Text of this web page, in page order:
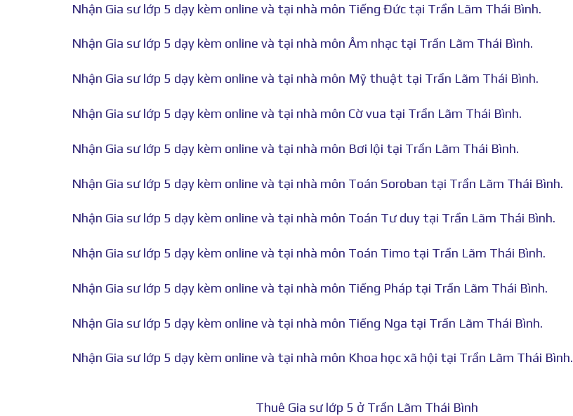
Nhận Gia sư lớp 5 dạy kèm online và tại nhà môn Tiếng Đức tại Trần Lãm Thái Bình.
Nhận Gia sư lớp 5 dạy kèm online và tại nhà môn Âm nhạc tại Trần Lãm Thái Bình.
Nhận Gia sư lớp 5 dạy kèm online và tại nhà môn Mỹ thuật tại Trần Lãm Thái Bình.
Nhận Gia sư lớp 5 dạy kèm online và tại nhà môn Cờ vua tại Trần Lãm Thái Bình.
Nhận Gia sư lớp 5 dạy kèm online và tại nhà môn Bơi lội tại Trần Lãm Thái Bình.
Nhận Gia sư lớp 5 dạy kèm online và tại nhà môn Toán Soroban tại Trần Lãm Thái Bình.
Nhận Gia sư lớp 5 dạy kèm online và tại nhà môn Toán Tư duy tại Trần Lãm Thái Bình.
Nhận Gia sư lớp 5 dạy kèm online và tại nhà môn Toán Timo tại Trần Lãm Thái Bình.
Nhận Gia sư lớp 5 dạy kèm online và tại nhà môn Tiếng Pháp tại Trần Lãm Thái Bình.
Nhận Gia sư lớp 5 dạy kèm online và tại nhà môn Tiếng Nga tại Trần Lãm Thái Bình.
Nhận Gia sư lớp 5 dạy kèm online và tại nhà môn Khoa học xã hội tại Trần Lãm Thái Bình.
Thuê Gia sư lớp 5 ở Trần Lãm Thái Bình